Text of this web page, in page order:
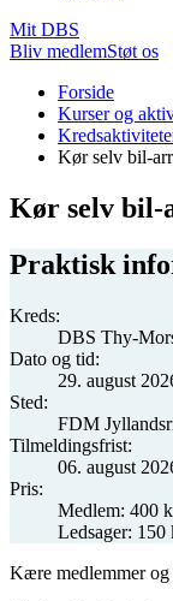
Mit DBS
Bliv medlemStøt os
Forside
Kurser og
Kør selv bil-
Kør selv bil-
Praktisk
Kreds:
DBS Thy-
Dato og tid:
29. august
Sted:
FDM
Tilmeldingsfrist:
06. august
Pris:
Medlem: 400
Ledsager: 150
Kære medlemmer og